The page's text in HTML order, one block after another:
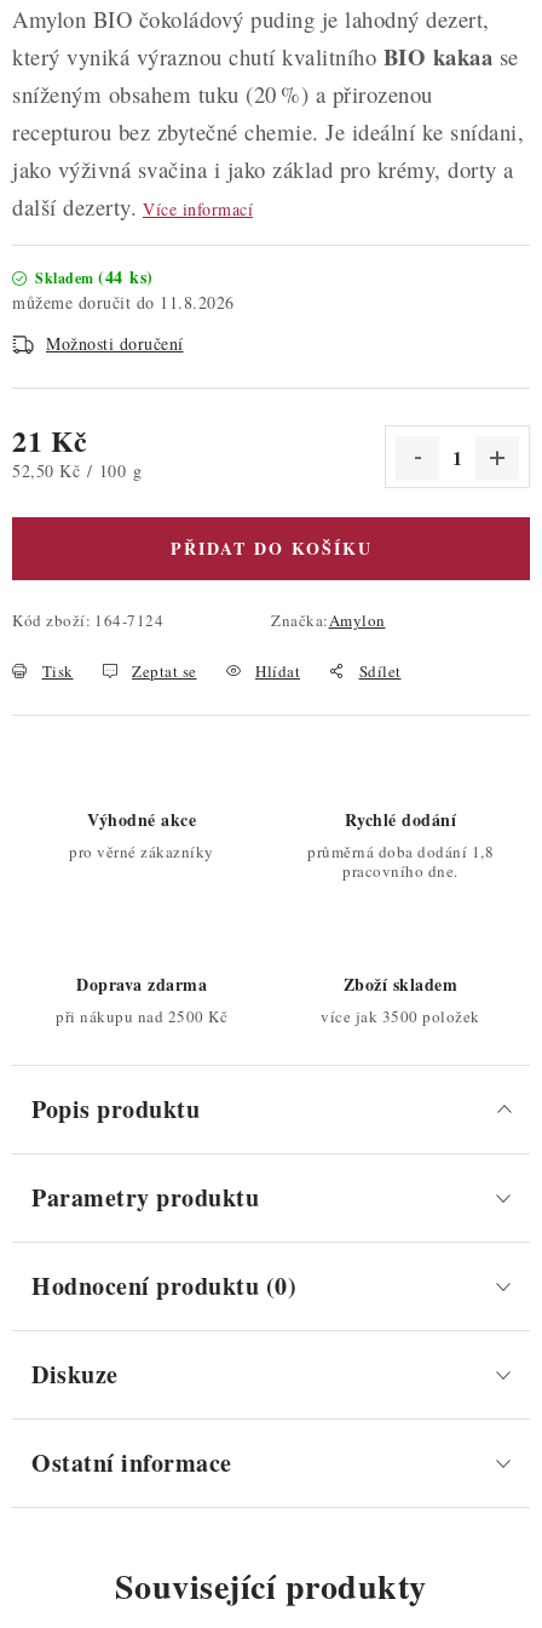
Amylon BIO čokoládový puding je lahodný dezert,
který vyniká výraznou chutí kvalitního BIO kakaa se
sníženým obsahem tuku (20 %) a přirozenou
recepturou bez zbytečné chemie. Je ideální ke snídani,
jako výživná svačina i jako základ pro krémy, dorty a
další dezerty. Více informací
Skladem (44 ks)
11.8.2026
Možnosti doručení
21 Kč
Měrná cena:
52,50 Kč / 100 g
PŘIDAT DO KOŠÍKU
Kód zboží: 164-7124 Značka:Amylon
Tisk Zeptat se Hlídat Sdílet
Výhodné akce
pro věrné zákazníky
Rychlé dodání
průměrná doba dodání 1,8
pracovního dne.
Doprava zdarma
při nákupu nad 2500 Kč
Zboží skladem
více jak 3500 položek
Popis produktu
Parametry produktu
Hodnocení produktu (0)
Diskuze
Ostatní informace
Související produkty